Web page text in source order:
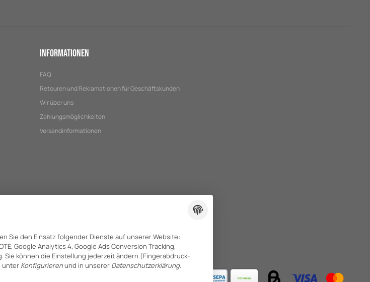
Informationen
FAQ
Retouren und Reklamationen für Geschäftskunden
Wir über uns
Zahlungsmöglichkeiten
Versandinformationen
Sie den Einsatz folgender Dienste auf unserer Website:
Google Analytics 4, Google Ads Conversion Tracking,
Sie können die Einstellung jederzeit ändern (Fingerabdruck-
unter Konfigurierenund in unserer Datenschutzerklärung.